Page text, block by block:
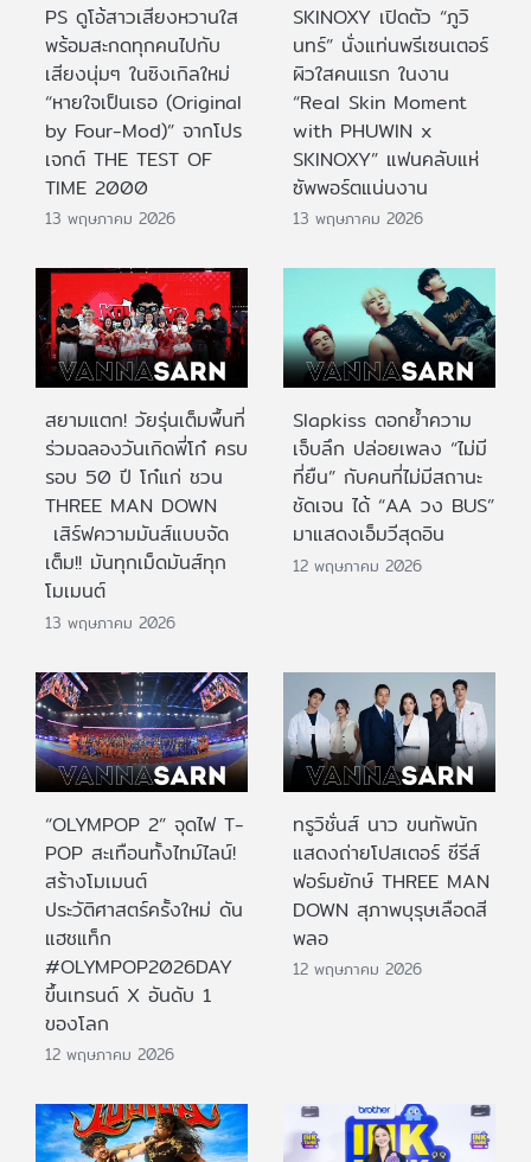
PS ดูโอ้สาวเสียงหวานใส
พร้อมสะกดทุกคนไปกับ
เสียงนุ่มๆ ในซิงเกิลใหม่
“หายใจเป็นเธอ (Original
by Four-Mod)” จากโปร
เจกต์ THE TEST OF
TIME 2000
13 พฤษภาคม 2026
SKINOXY เปิดตัว “ภูวิ
นทร์” นั่งแท่นพรีเซนเตอร์
ผิวใสคนแรก ในงาน
“Real Skin Moment
with PHUWIN x
SKINOXY” แฟนคลับแห่
ซัพพอร์ตแน่นงาน
13 พฤษภาคม 2026
สยามแตก! วัยรุ่นเต็มพื้นที่
ร่วมฉลองวันเกิดพี่โก๋ ครบ
รอบ 50 ปี โก๋แก่ ชวน
THREE MAN DOWN
เสิร์ฟความมันส์แบบจัด
เต็ม!! มันทุกเม็ดมันส์ทุก
โมเมนต์
13 พฤษภาคม 2026
Slapkiss ตอกย้ำความ
เจ็บลึก ปล่อยเพลง “ไม่มี
ที่ยืน” กับคนที่ไม่มีสถานะ
ชัดเจน ได้ “AA วง BUS”
มาแสดงเอ็มวีสุดอิน
12 พฤษภาคม 2026
“OLYMPOP 2” จุดไฟ T-
POP สะเทือนทั้งไทม์ไลน์!
สร้างโมเมนต์
ประวัติศาสตร์ครั้งใหม่ ดัน
แฮชแท็ก
#OLYMPOP2026DAY
ขึ้นเทรนด์ X อันดับ 1
ของโลก
12 พฤษภาคม 2026
ทรูวิชั่นส์ นาว ขนทัพนัก
แสดงถ่ายโปสเตอร์ ซีรีส์
ฟอร์มยักษ์ THREE MAN
DOWN สุภาพบุรุษเลือดสี
พลอ
12 พฤษภาคม 2026